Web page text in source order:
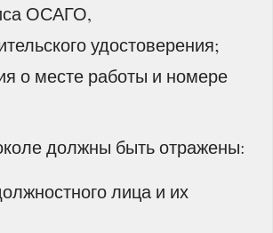
ОСАГО,
удостоверения;
о месте работы и номере
должны быть отражены:
лица и их